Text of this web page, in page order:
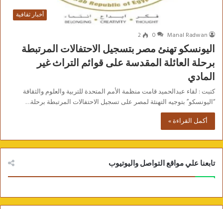
أخبار ثقافية
Manal Radwan
0
2
اليونسكو تهنئ مصر بتسجيل الاحتفالات المرتبطة
برحلة العائلة المقدسة على قوائم التراث غير
المادي
كتبت : لقاء عبدالحميد قامت منظمة الأمم المتحدة للتربية والعلوم والثقافة
“اليونسكو” بتوجيه التهنئة لمصر على تسجيل الاحتفالات المرتبطة برحلة…
أكمل القراءة »
تابعنا علي مواقع التواصل واليوتيوب